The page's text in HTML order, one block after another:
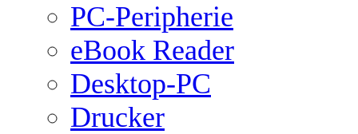
PC-Peripherie
eBook Reader
Desktop-PC
Drucker